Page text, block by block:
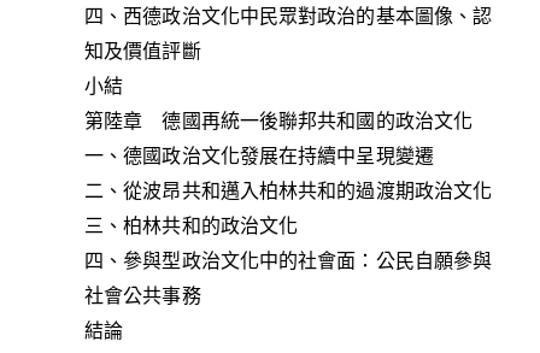
四、西德政治文化中民眾對政治的基本圖像、認
知及價值評斷
小結
第陸章 德國再統一後聯邦共和國的政治文化
一、德國政治文化發展在持續中呈現變遷
二、從波昂共和邁入柏林共和的過渡期政治文化
三、柏林共和的政治文化
四、參與型政治文化中的社會面：公民自願參與
社會公共事務
結論